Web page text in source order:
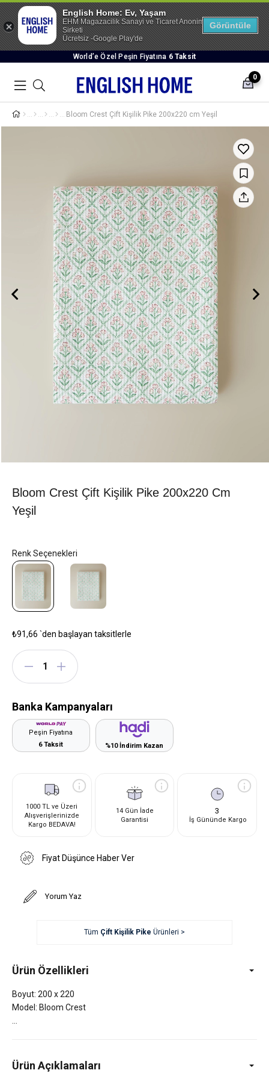
World’e Özel Peşin Fiyatına 6 Taksit
0
Bloom Crest Çift Kişilik Pike 200x220 cm Yeşil
Bloom Crest Çift Kişilik Pike 200x220 Cm
Yeşil
₺91,66 `den başlayan taksitlerle
Banka Kampanyaları
Peşin Fiyatına
6 Taksit
%10 İndirim Kazan
1000 TL ve Üzeri
Alışverişlerinizde
Kargo BEDAVA!
14 Gün İade
Garantisi
3
İş Gününde Kargo
Fiyat Düşünce Haber Ver
Yorum Yaz
Tüm Çift Kişilik Pike Ürünleri >
Ürün Özellikleri
Boyut: 200 x 220
Model: Bloom Crest
Ürün Açıklamaları
English Home: Ev, Yaşam
EHM Magazacilik Sanayi ve Ticaret Anonim
Sirketi
Ücretsiz -Google Play'de
Görüntüle